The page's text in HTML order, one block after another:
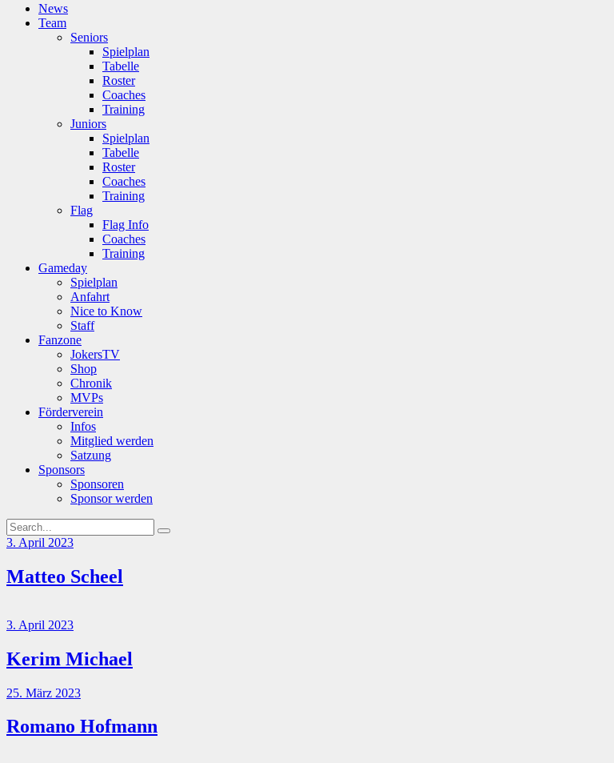
News
Team
Seniors
Spielplan
Tabelle
Roster
Coaches
Training
Juniors
Spielplan
Tabelle
Roster
Coaches
Training
Flag
Flag Info
Coaches
Training
Gameday
Spielplan
Anfahrt
Nice to Know
Staff
Fanzone
JokersTV
Shop
Chronik
MVPs
Förderverein
Infos
Mitglied werden
Satzung
Sponsors
Sponsoren
Sponsor werden
3. April 2023
Matteo Scheel
3. April 2023
Kerim Michael
25. März 2023
Romano Hofmann